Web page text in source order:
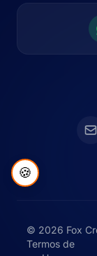
© 2026 Fox
Termos de
🍪